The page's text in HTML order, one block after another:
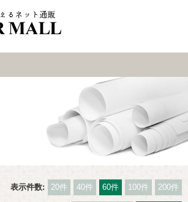
表示件数:
20件 40件 60件 100件 200件